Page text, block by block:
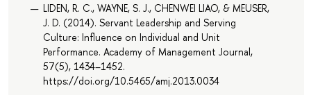
LIDEN, R. C., WAYNE, S. J., CHENWEI LIAO, & MEUSER,
J. D. (2014). Servant Leadership and Serving
Culture: Influence on Individual and Unit
Performance. Academy of Management Journal,
57(5), 1434–1452.
https://doi.org/10.5465/amj.2013.0034